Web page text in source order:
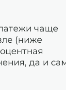
чаще
(ниже
да и